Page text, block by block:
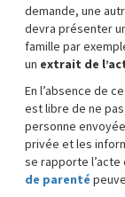
demande, une
devra présenter
famille par
un extrait de
En l’absence de
est libre de ne
personne
privée et les
se rapporte l’acte
de parenté